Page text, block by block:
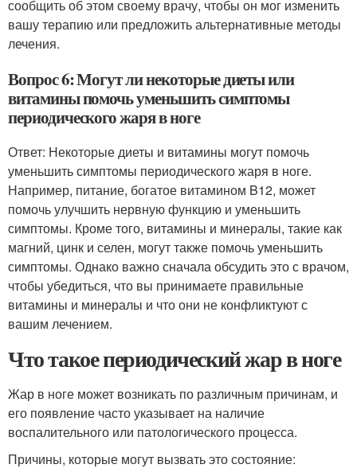
сообщить об этом своему врачу, чтобы он мог изменить
вашу терапию или предложить альтернативные методы
лечения.
Вопрос 6: Могут ли некоторые диеты или
витамины помочь уменьшить симптомы
периодического жаря в ноге
Ответ: Некоторые диеты и витамины могут помочь
уменьшить симптомы периодического жаря в ноге.
Например, питание, богатое витамином B12, может
помочь улучшить нервную функцию и уменьшить
симптомы. Кроме того, витамины и минералы, такие как
магний, цинк и селен, могут также помочь уменьшить
симптомы. Однако важно сначала обсудить это с врачом,
чтобы убедиться, что вы принимаете правильные
витамины и минералы и что они не конфликтуют с
вашим лечением.
Что такое периодический жар в ноге
Жар в ноге может возникать по различным причинам, и
его появление часто указывает на наличие
воспалительного или патологического процесса.
Причины, которые могут вызвать это состояние: